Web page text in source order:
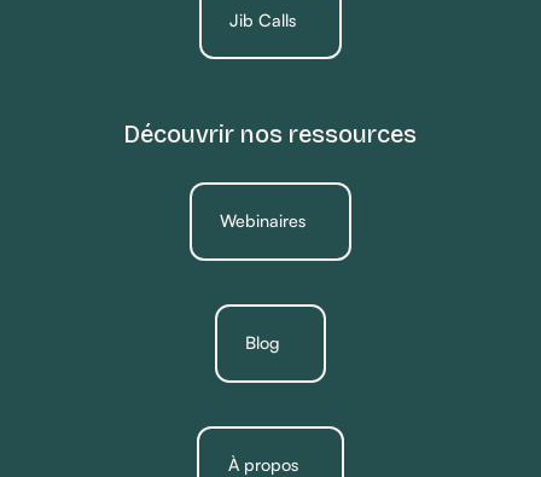
Jib Calls
Découvrir nos ressources
Webinaires
Blog
À propos